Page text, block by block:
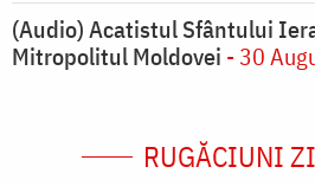
(Audio) Acatistul Sfântului
Mitropolitul Moldovei - 30
RUGĂCIUNI